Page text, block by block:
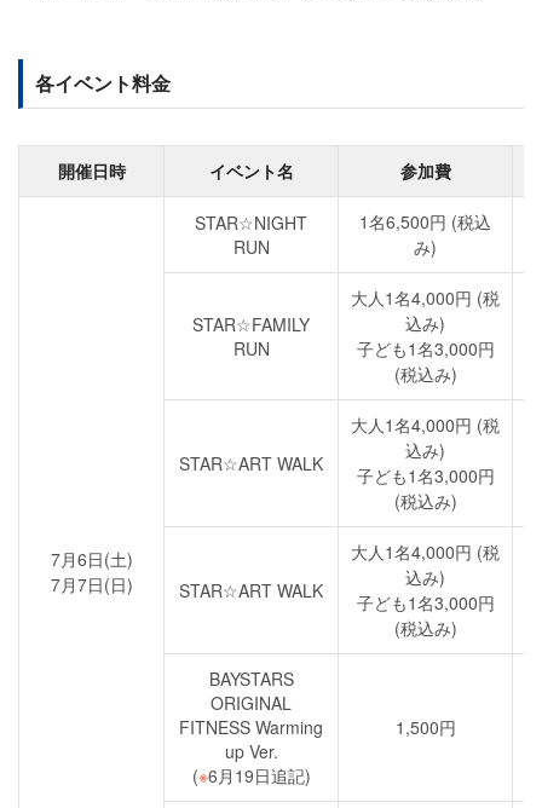
各イベント料金
開催日時 イベント名 参加費
7月6日(土)
7月7日(日)
STAR☆NIGHT
RUN
1名6,500円 (税込
み)
STAR☆FAMILY
RUN
大人1名4,000円 (税
込み)
子ども1名3,000円
(税込み)
STAR☆ART WALK
大人1名4,000円 (税
込み)
子ども1名3,000円
(税込み)
STAR☆ART WALK
大人1名4,000円 (税
込み)
子ども1名3,000円
(税込み)
BAYSTARS
ORIGINAL
FITNESS Warming
up Ver.
(※6月19日追記)
1,500円